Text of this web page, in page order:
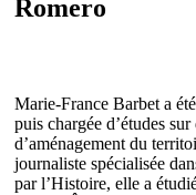
Romero
Marie-France Barbet a
puis chargée d’études
d’aménagement du
journaliste spécialisée
par l’Histoire, elle a